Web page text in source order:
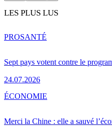
LES PLUS LUS
Sept pays votent contre le
24.07.2026
PROSANTÉ
Merci la Chine : elle a sauvé
ÉCONOMIE